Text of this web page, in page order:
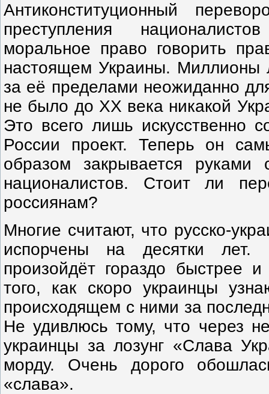
Антиконституционный
преступления
моральное право говорить
настоящем Украины. Миллионы
за её пределами неожиданно
не было до ХХ века никакой
Это всего лишь искусственно
России проект. Теперь он
образом закрывается руками
националистов. Стоит ли
россиянам?
Многие считают, что русско-
испорчены на десятки
произойдёт гораздо быстрее
того, как скоро украинцы
происходящем с ними за
Не удивлюсь тому, что через
украинцы за лозунг «Слава
морду. Очень дорого
«слава».